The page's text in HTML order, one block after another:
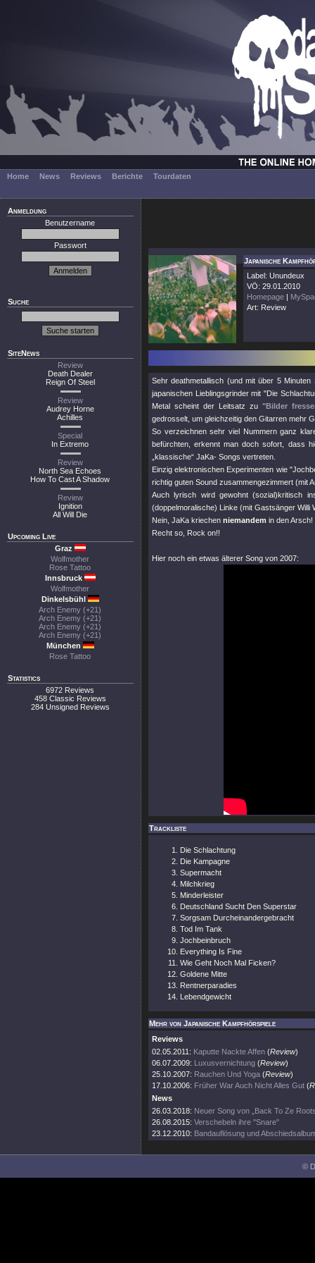
Home News Reviews Berichte Tourdaten
Anmeldung
Benutzername
Passwort
Suche
SiteNews
Review
Death Dealer
Reign Of Steel
Review
Audrey Horne
Achilles
Special
In Extremo
Review
North Sea Echoes
How To Cast A Shadow
Review
Ignition
All Will Die
Upcoming Live
Graz
Wolfmother
Rose Tattoo
Innsbruck
Wolfmother
Dinkelsbühl
Arch Enemy (+21)
Arch Enemy (+21)
Arch Enemy (+21)
Arch Enemy (+21)
München
Rose Tattoo
Statistics
6972 Reviews
458 Classic Reviews
284 Unsigned Reviews
Japanische
Label: Unundeux
VÖ: 29.01.2010
Homepage |
Art: Review
Sehr deathmetallisch (und mit über 5
japanischen Lieblingsgrinder mit"Die
Metal scheint der Leitsatz zu "Bilder
gedrosselt, um gleichzeitig den Gitarren mehr
So verzeichnen sehr viel Nummern ganz
befürchten, erkennt man doch sofort, dass
„klassische“ JaKa- Songs vertreten.
Einzig elektronischen Experimenten wie
richtig guten Sound zusammengezimmert (mit
Auch lyrisch wird gewohnt (sozial)kritisch
(doppelmoralische) Linke (mit Gastsänger Willi
Nein, JaKa kriechen niemandem in den Arsch!
Recht so, Rock on!!
Hier noch ein etwas älterer Song von 2007:
Trackliste
Die Schlachtung
Die Kampagne
Supermacht
Milchkrieg
Minderleister
Deutschland Sucht Den Superstar
Sorgsam Durcheinandergebracht
Tod Im Tank
Jochbeinbruch
Everything Is Fine
Wie Geht Noch Mal Ficken?
Goldene Mitte
Rentnerparadies
Lebendgewicht
Mehr von Japanische Kampfhörspiele
Reviews
02.05.2011: Kaputte Nackte Affen (Review)
06.07.2009: Luxusvernichtung (Review)
25.10.2007: Rauchen Und Yoga (Review)
17.10.2006: Früher War Auch Nicht Alles Gut (
News
26.03.2018: Neuer Song von „Back To Ze
26.08.2015: Verschebeln ihre "Snare"
23.12.2010: Bandauflösung und
©